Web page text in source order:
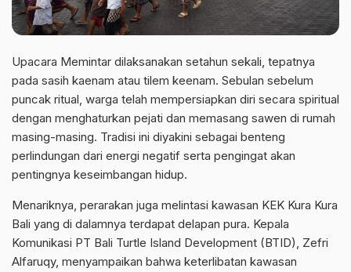
Upacara Memintar dilaksanakan setahun sekali, tepatnya
pada sasih kaenam atau tilem keenam. Sebulan sebelum
puncak ritual, warga telah mempersiapkan diri secara spiritual
dengan menghaturkan pejati dan memasang sawen di rumah
masing-masing. Tradisi ini diyakini sebagai benteng
perlindungan dari energi negatif serta pengingat akan
pentingnya keseimbangan hidup.
Menariknya, perarakan juga melintasi kawasan KEK Kura Kura
Bali yang di dalamnya terdapat delapan pura. Kepala
Komunikasi PT Bali Turtle Island Development (BTID), Zefri
Alfaruqy, menyampaikan bahwa keterlibatan kawasan